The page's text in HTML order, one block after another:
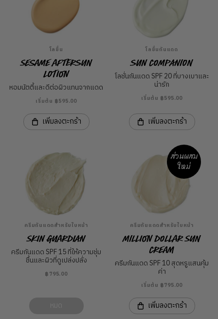
โลชั่น
Sesame Aftersun
Lotion
หอมนัตตี้และดีต่อผิวแทนจากแดด
เริ่มต้น ฿595.00
เพิ่มลงตะกร้า
โลชั่นกันแดด
Sun Companion
โลชั่นกันแดด SPF 20 ที่บางเบาและ
น่ารัก
เริ่มต้น ฿595.00
เพิ่มลงตะกร้า
ครีมกันแดดสำหรับใบหน้า
Skin Guardian
ครีมกันแดด SPF 15 ที่ให้ความชุ่ม
ชื้นและผิวที่ดูเปล่งปลั่ง
฿795.00
ส่วนผสม
ใหม่
ครีมกันแดดสำหรับใบหน้า
Million Dollar Sun
Cream
ครีมกันแดด SPF 10 สุดหรูแสนคุ้ม
ค่า
เริ่มต้น ฿795.00
เพิ่มลงตะกร้า